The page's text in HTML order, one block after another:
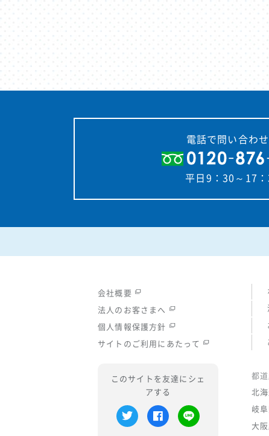
電話で問い合わせ
平日9：30～17：
会社概要
法人のお客さまへ
個人情報保護方針
サイトのご利用にあたって
このサイトを友達にシェ
アする
都
北
岐
大